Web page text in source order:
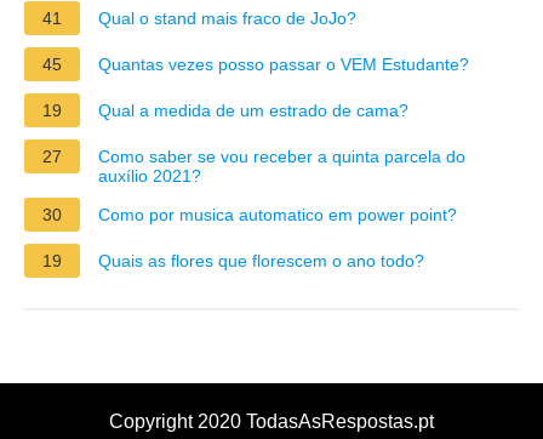
41 Qual o stand mais fraco de JoJo?
45 Quantas vezes posso passar o VEM Estudante?
19 Qual a medida de um estrado de cama?
27
Como saber se vou receber a quinta parcela do
auxílio 2021?
30
Como por musica automatico em power point?
19 Quais as flores que florescem o ano todo?
Copyright 2020 TodasAsRespostas.pt